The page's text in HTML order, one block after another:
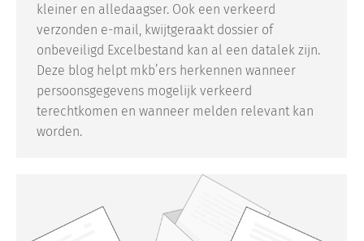
kleiner en alledaagser. Ook een verkeerd
verzonden e-mail, kwijtgeraakt dossier of
onbeveiligd Excelbestand kan al een datalek zijn.
Deze blog helpt mkb’ers herkennen wanneer
persoonsgegevens mogelijk verkeerd
terechtkomen en wanneer melden relevant kan
worden.